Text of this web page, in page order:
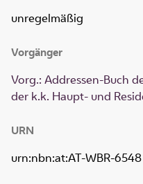
unregelmäßig
Vorgänger
Vorg.: Addressen-Buch
der k.k. Haupt- und
URN
urn:nbn:at:AT-WBR-6548